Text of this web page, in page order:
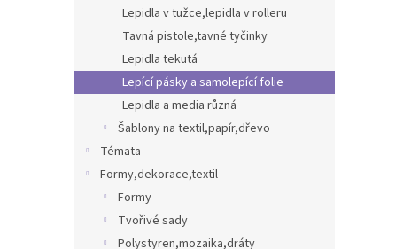
Lepidla v tužce,lepidla v rolleru
Tavná pistole,tavné tyčinky
Lepidla tekutá
Lepící pásky a samolepící folie
Lepidla a media různá
Šablony na textil,papír,dřevo
Témata
Formy,dekorace,textil
Formy
Tvořivé sady
Polystyren,mozaika,dráty